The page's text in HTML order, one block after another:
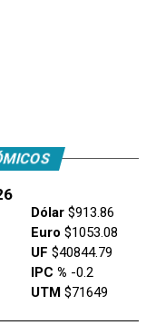
Dólar$913.86
Euro $1053.08
UF $40844.79
IPC % -0.2
UTM$71649